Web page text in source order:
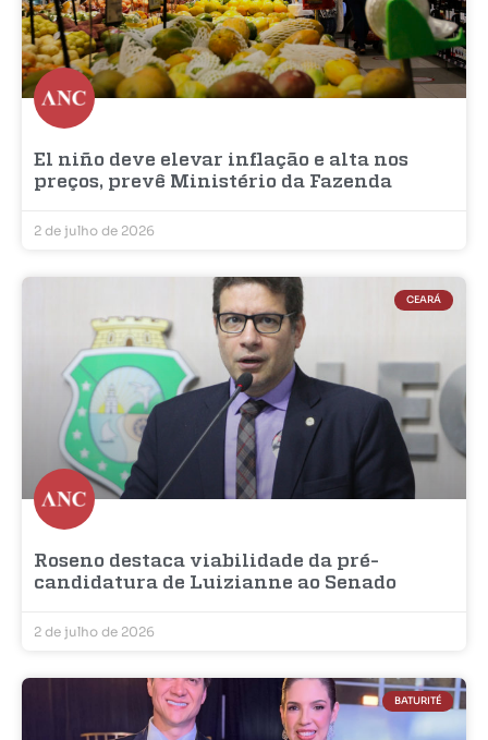
El niño deve elevar inflação e alta nos
preços, prevê Ministério da Fazenda
2 de julho de 2026
CEARÁ
Roseno destaca viabilidade da pré-
candidatura de Luizianne ao Senado
2 de julho de 2026
BATURITÉ